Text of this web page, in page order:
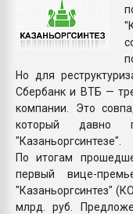
Но для
Сбербанк и ВТБ —
компании. Это
который давно
"Казаньоргсинтезе".
По итогам
первый вице-
"Казаньоргсинтез"
млрд. руб.